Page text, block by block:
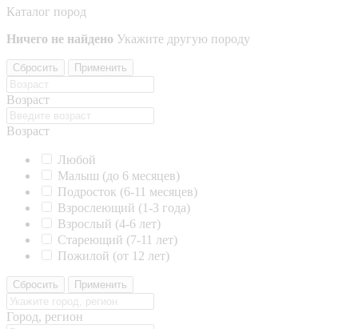
Каталог пород
Ничего не найдено Укажите другую породу
Сбросить Применить
Возраст
Возраст
Любой
Малыш (до 6 месяцев)
Подросток (6-11 месяцев)
Взрослеющий (1-3 года)
Взрослый (4-6 лет)
Стареющий (7-11 лет)
Пожилой (от 12 лет)
Сбросить Применить
Город, регион